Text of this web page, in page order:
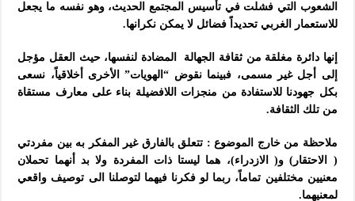
الشعوب التي فشلت في تأسيس المجتمع الحديث، وهو نفسه ما يجعل
للاستعمار الغربي تحديداً فضائل لا يمكن نكرانها.
إنها دائرة مغلقة من ثقافة الجهالة المضادة لنفسها، حيث العقل مؤجل
إلى أجل غير مسمى، فبينما نقوض “الهويات” الأخرى أخلاقياً، نسعى
بكل جهودنا للاستفادة من منجزات اللافضيلة بناء على معارف مستقاة
من تلك الثقافة.
ملاحظة من خارج الموضوع : تتعلق بالفارق غير المفكر به بين مفردتي
( الاحتقار) و( الازدراء)، هما ليستا ذات المفردة ولا بد أنهما تحملان
معنيين مختلفين تماماً، ربما لو فكرنا فيهما لتوصلنا الى توصيف واقعي
لمعنيهما.